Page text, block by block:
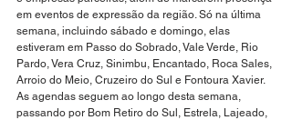
em eventos de expressão da região. Só na última
semana, incluindo sábado e domingo, elas
estiveram em Passo do Sobrado, Vale Verde, Rio
Pardo, Vera Cruz, Sinimbu, Encantado, Roca Sales,
Arroio do Meio, Cruzeiro do Sul e Fontoura Xavier.
As agendas seguem ao longo desta semana,
passando por Bom Retiro do Sul, Estrela, Lajeado,